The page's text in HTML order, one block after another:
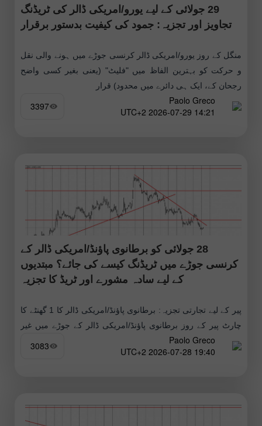
29 جولائی کے لیے یورو/امریکی ڈالر کی ٹریڈنگ
تجاویز اور تجزیہ: جمود کی کیفیت بدستور برقرار
منگل کے روز یورو/امریکی ڈالر کرنسی جوڑے میں ہونے والی نقل
و حرکت کو بہترین الفاظ میں "فلیٹ" (یعنی بغیر کسی واضح
رجحان کے، ایک ہی دائرے میں محدود) قرار
Paolo Greco
14:21 2026-07-29 UTC+2
3397
28 جولائی کو برطانوی پاؤنڈ/امریکی ڈالر کے
کرنسی جوڑے میں ٹریڈنگ کیسے کی جائے؟ مبتدیوں
کے لیے سادہ مشورے اور ٹریڈ کا تجزیہ
پیر کے لیے تجارتی تجزیہ: برطانوی پاؤنڈ/امریکی ڈالر کا 1 گھنٹے کا
چارٹ پیر کے روز برطانوی پاؤنڈ/امریکی ڈالر کے جوڑے میں غیر
متوقع طور پر گراوٹ دیکھی گئی، حالانکہ
Paolo Greco
19:40 2026-07-28 UTC+2
3083